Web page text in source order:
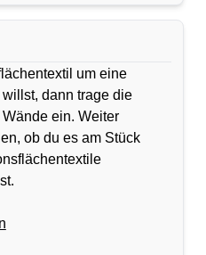
um eine
dann trage die
ein. Weiter
ob du es am Stück